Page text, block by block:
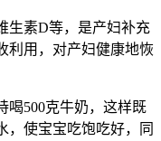
生素D等，是产妇补充
利用，对产妇健康地恢
喝500克牛奶，这样既
，使宝宝吃饱吃好，同